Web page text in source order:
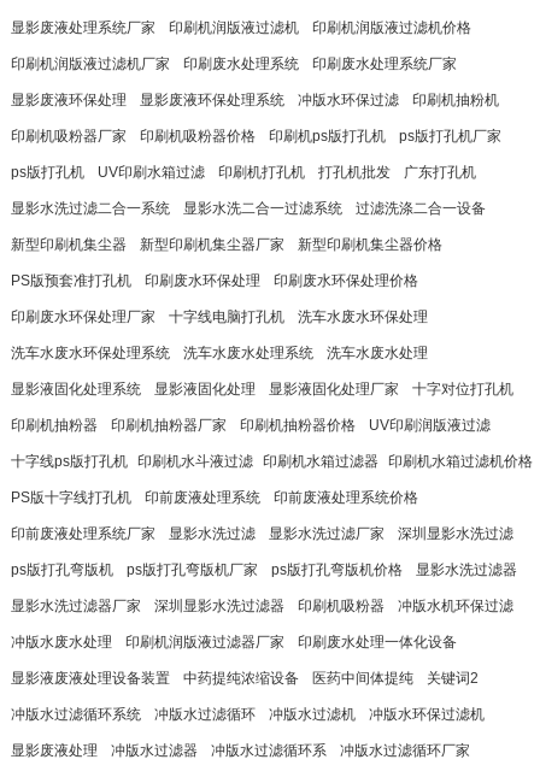
显影废液处理系统厂家 印刷机润版液过滤机 印刷机润版液过滤机价格
印刷机润版液过滤机厂家 印刷废水处理系统 印刷废水处理系统厂家
显影废液环保处理 显影废液环保处理系统 冲版水环保过滤 印刷机抽粉机
印刷机吸粉器厂家 印刷机吸粉器价格 印刷机ps版打孔机 ps版打孔机厂家
ps版打孔机 UV印刷水箱过滤 印刷机打孔机 打孔机批发 广东打孔机
显影水洗过滤二合一系统 显影水洗二合一过滤系统 过滤洗涤二合一设备
新型印刷机集尘器 新型印刷机集尘器厂家 新型印刷机集尘器价格
PS版预套准打孔机 印刷废水环保处理 印刷废水环保处理价格
印刷废水环保处理厂家 十字线电脑打孔机 洗车水废水环保处理
洗车水废水环保处理系统 洗车水废水处理系统 洗车水废水处理
显影液固化处理系统 显影液固化处理 显影液固化处理厂家 十字对位打孔机
印刷机抽粉器 印刷机抽粉器厂家 印刷机抽粉器价格 UV印刷润版液过滤
十字线ps版打孔机 ​印刷机水斗液过滤 ​印刷机水箱过滤器 ​印刷机水箱过滤机价格
PS版十字线打孔机 印前废液处理系统 印前废液处理系统价格
印前废液处理系统厂家 显影水洗过滤 显影水洗过滤厂家 深圳显影水洗过滤
ps版打孔弯版机 ps版打孔弯版机厂家 ps版打孔弯版机价格 显影水洗过滤器
显影水洗过滤器厂家 深圳显影水洗过滤器 印刷机吸粉器 冲版水机环保过滤
冲版水废水处理 印刷机润版液过滤器厂家 印刷废水处理一体化设备
显影液废液处理设备装置 中药提纯浓缩设备 医药中间体提纯 关键词2
冲版水过滤循环系统 冲版水过滤循环 冲版水过滤机 冲版水环保过滤机
显影废液处理 冲版水过滤器 冲版水过滤循环系 冲版水过滤循环厂家